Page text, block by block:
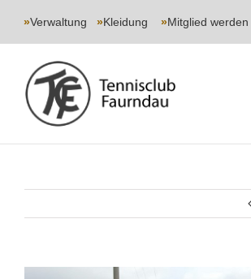
»Verwaltung »Kleidung »Mitglied werden